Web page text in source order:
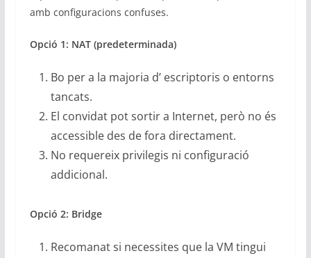
amb configuracions confuses.
Opció 1: NAT (predeterminada)
Bo per a la majoria d’ escriptoris o entorns
tancats.
El convidat pot sortir a Internet, però no és
accessible des de fora directament.
No requereix privilegis ni configuració
addicional.
Opció 2: Bridge
Recomanat si necessites que la VM tingui